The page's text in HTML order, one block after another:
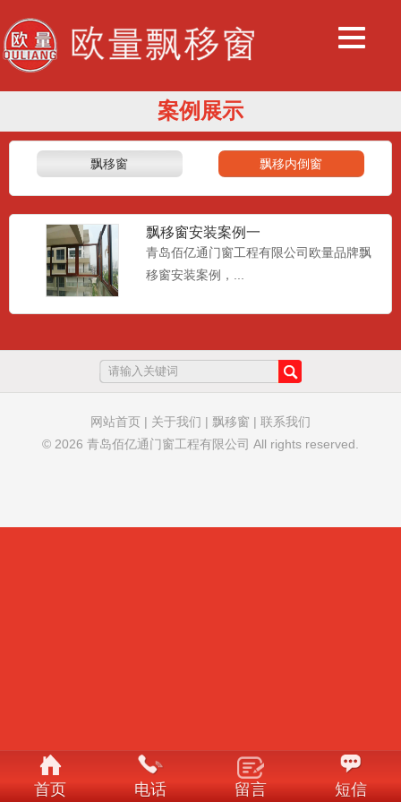
案例展示
飘移窗 飘移内倒窗
飘移窗安装案例一
青岛佰亿通门窗工程有限公司欧量品牌飘
移窗安装案例，...
网站首页 | 关于我们 | 飘移窗 | 联系我们
© 2026 青岛佰亿通门窗工程有限公司 All rights reserved.
首页 电话 留言 短信